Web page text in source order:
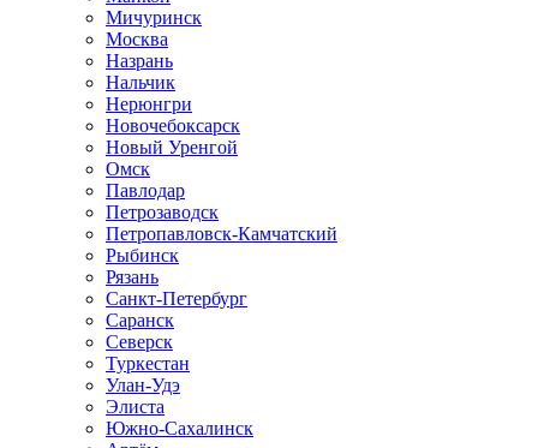
Мичуринск
Москва
Назрань
Нальчик
Нерюнгри
Новочебоксарск
Новый Уренгой
Омск
Павлодар
Петрозаводск
Петропавловск-Камчатский
Рыбинск
Рязань
Санкт-Петербург
Саранск
Северск
Туркестан
Улан-Удэ
Элиста
Южно-Сахалинск